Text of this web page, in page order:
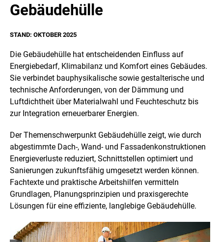
Gebäudehülle
STAND: OKTOBER 2025
Die Gebäudehülle hat entscheidenden Einfluss auf
Energiebedarf, Klimabilanz und Komfort eines Gebäudes.
Sie verbindet bauphysikalische sowie gestalterische und
technische Anforderungen, von der Dämmung und
Luftdichtheit über Materialwahl und Feuchteschutz bis
zur Integration erneuerbarer Energien.
Der Themenschwerpunkt Gebäudehülle zeigt, wie durch
abgestimmte Dach-, Wand- und Fassadenkonstruktionen
Energieverluste reduziert, Schnittstellen optimiert und
Sanierungen zukunftsfähig umgesetzt werden können.
Fachtexte und praktische Arbeitshilfen vermitteln
Grundlagen, Planungsprinzipien und praxisgerechte
Lösungen für eine effiziente, langlebige Gebäudehülle.